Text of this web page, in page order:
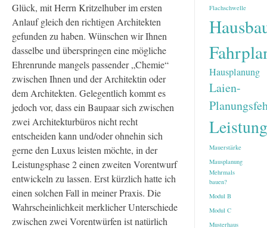
Glück, mit Herrn Kritzelhuber im ersten
Anlauf gleich den richtigen Architekten
gefunden zu haben. Wünschen wir Ihnen
dasselbe und überspringen eine mögliche
Ehrenrunde mangels passender „Chemie“
zwischen Ihnen und der Architektin oder
dem Architekten. Gelegentlich kommt es
jedoch vor, dass ein Baupaar sich zwischen
zwei Architekturbüros nicht recht
entscheiden kann und/oder ohnehin sich
gerne den Luxus leisten möchte, in der
Leistungsphase 2 einen zweiten Vorentwurf
entwickeln zu lassen. Erst kürzlich hatte ich
einen solchen Fall in meiner Praxis. Die
Wahrscheinlichkeit merklicher Unterschiede
zwischen zwei Vorentwürfen ist natürlich
Flachschwelle
Hausplanung
Laien-
Mauerstärke
Mausplanung
Mehrmals
bauen?
Modul B
Modul C
Musterhaus